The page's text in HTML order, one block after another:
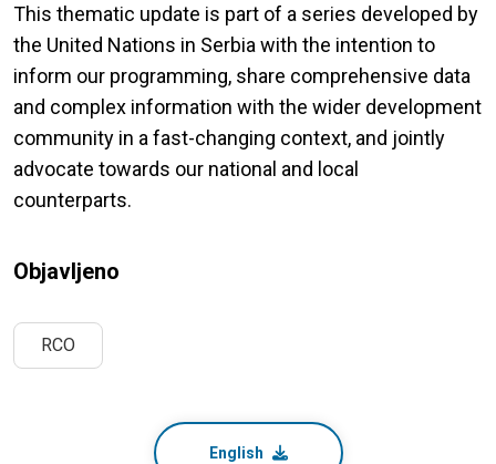
This thematic update is part of a series developed by
the United Nations in Serbia with the intention to
inform our programming, share comprehensive data
and complex information with the wider development
community in a fast-changing context, and jointly
advocate towards our national and local
counterparts.
Objavljeno
RCO
English